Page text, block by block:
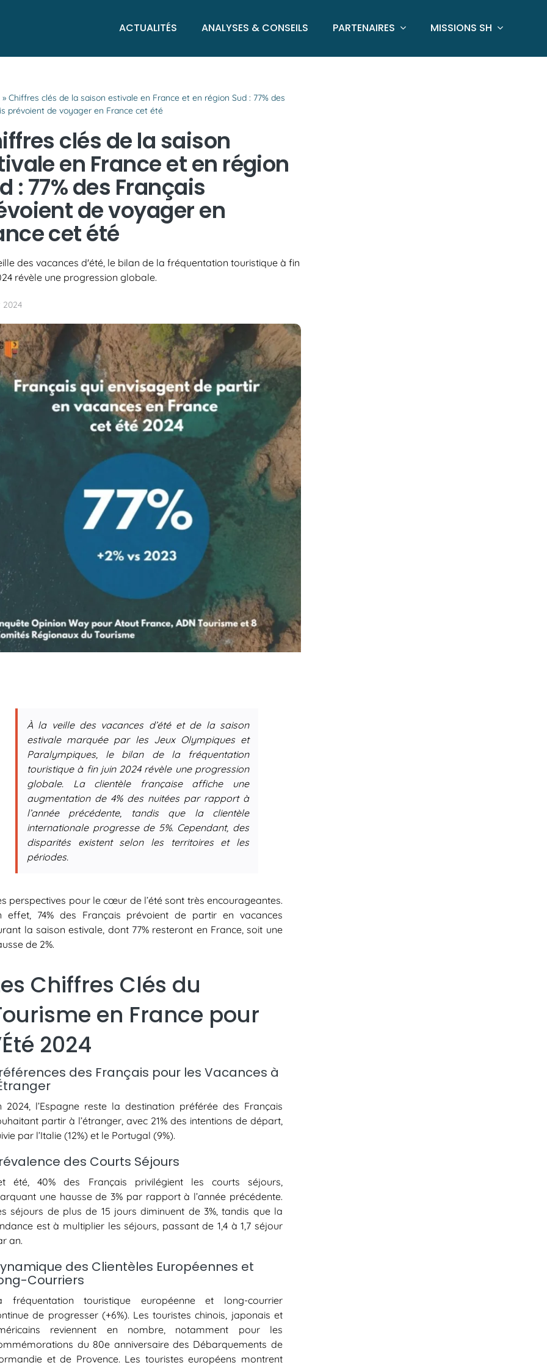
ACTUALITÉS ANALYSES & CONSEILS PARTENAIRES MISSIONS SH
»Chiffres clés de la saison estivale en France et en région Sud : 77% des
prévoient de voyager en France cet été
clés de la saison
en France et en région
: 77% des Français
de voyager en
cet été
des vacances d'été, le bilan de la fréquentation touristique à fin
révèle une progression globale.
2024
À la veille des vacances d’été et de la saison
estivale marquée par les Jeux Olympiques et
Paralympiques, le bilan de la fréquentation
touristique à fin juin 2024 révèle une progression
globale. La clientèle française affiche une
augmentation de 4% des nuitées par rapport à
l’année précédente, tandis que la clientèle
internationale progresse de 5%. Cependant, des
disparités existent selon les territoires et les
périodes.
perspectives pour le cœur de l’été sont très encourageantes.
effet, 74% des Français prévoient de partir en vacances
la saison estivale, dont 77% resteront en France, soit une
de 2%.
Chiffres Clés du
en France pour
2024
des Français pour les Vacances à
2024, l’Espagne reste la destination préférée des Français
partir à l’étranger, avec 21% des intentions de départ,
par l’Italie (12%) et le Portugal (9%).
des Courts Séjours
été, 40% des Français privilégient les courts séjours,
une hausse de 3% par rapport à l’année précédente.
séjours de plus de 15 jours diminuent de 3%, tandis que la
est à multiplier les séjours, passant de 1,4 à 1,7 séjour
an.
des Clientèles Européennes et
Courriers
fréquentation touristique européenne et long-courrier
de progresser (+6%). Les touristes chinois, japonais et
reviennent en nombre, notamment pour les
du 80e anniversaire des Débarquements de
et de Provence. Les touristes européens montrent